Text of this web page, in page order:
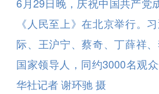
6月29日晚，庆祝中国共产党
《人民至上》在北京举行。
际、王沪宁、蔡奇、丁薛祥
国家领导人，同约3000名观
华社记者 谢环驰 摄